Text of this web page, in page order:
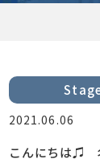
2021.06.06
こんにちは♫